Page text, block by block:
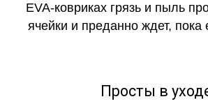
EVA-ковриках грязь и пыль
ячейки и преданно ждет, пока
Просты в